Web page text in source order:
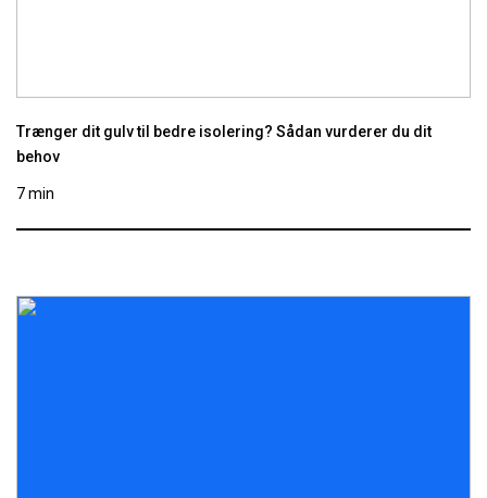
Trænger dit gulv til bedre isolering? Sådan vurderer du dit
behov
7 min